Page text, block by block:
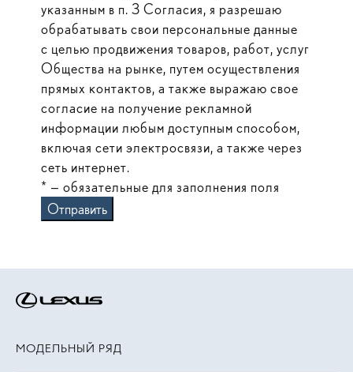
указанным в п. 3 Согласия, я разрешаю
обрабатывать свои персональные данные
с целью продвижения товаров, работ, услуг
Общества на рынке, путем осуществления
прямых контактов, а также выражаю свое
согласие на получение рекламной
информации любым доступным способом,
включая сети электросвязи, а также через
сеть интернет.
* — обязательные для заполнения поля
Отправить
МОДЕЛЬНЫЙ РЯД